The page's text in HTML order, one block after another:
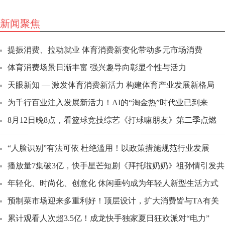
新闻聚焦
提振消费、拉动就业 体育消费新变化带动多元市场消费
体育消费场景日渐丰富 强兴趣导向彰显个性与活力
天眼新知 — 激发体育消费新活力 构建体育产业发展新格局
为千行百业注入发展新活力！AI的“淘金热”时代业已到来
8月12日晚8点，看篮球竞技综艺《打球嘛朋友》第二季点燃
“人脸识别”有法可依 杜绝滥用！以政策措施规范行业发展
播放量7集破3亿，快手星芒短剧《拜托啦奶奶》祖孙情引发共
年轻化、时尚化、创意化 休闲垂钓成为年轻人新型生活方式
预制菜市场迎来多重利好！顶层设计，扩大消费皆与TA有关
累计观看人次超3.5亿！成龙快手独家夏日狂欢派对“电力”